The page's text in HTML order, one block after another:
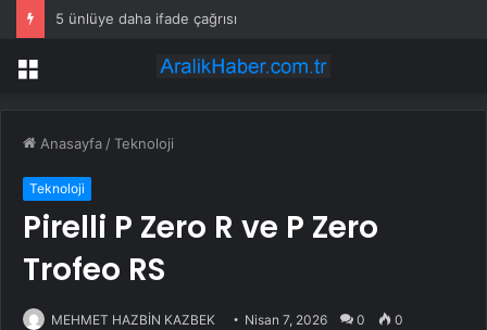
Menü
Anasayfa /Teknoloji
Teknoloji
Pirelli P Zero R ve P Zero
Trofeo RS
MEHMET HAZBİN KAZBEK Nisan 7, 2026 0 0